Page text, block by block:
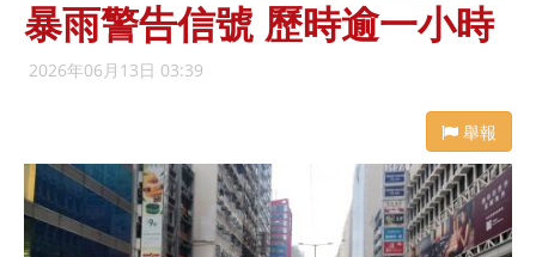
暴雨警告信號 歷時逾一小時
2026年06月13日 03:39
舉報